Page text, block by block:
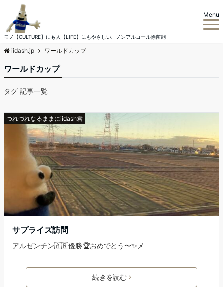
モノ【CULTURE】にも人【LIFE】にもやさしい、ノンアルコール除菌剤
Menu
iidash.jp ワールドカップ
ワールドカップ
タグ 記事一覧
つれづれなるままにiidash君
サプライズ訪問
アルゼンチン🇦🇷優勝🏆おめでとう〜✨メ
続きを読む